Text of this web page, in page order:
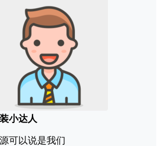
小达人
可以说是我们